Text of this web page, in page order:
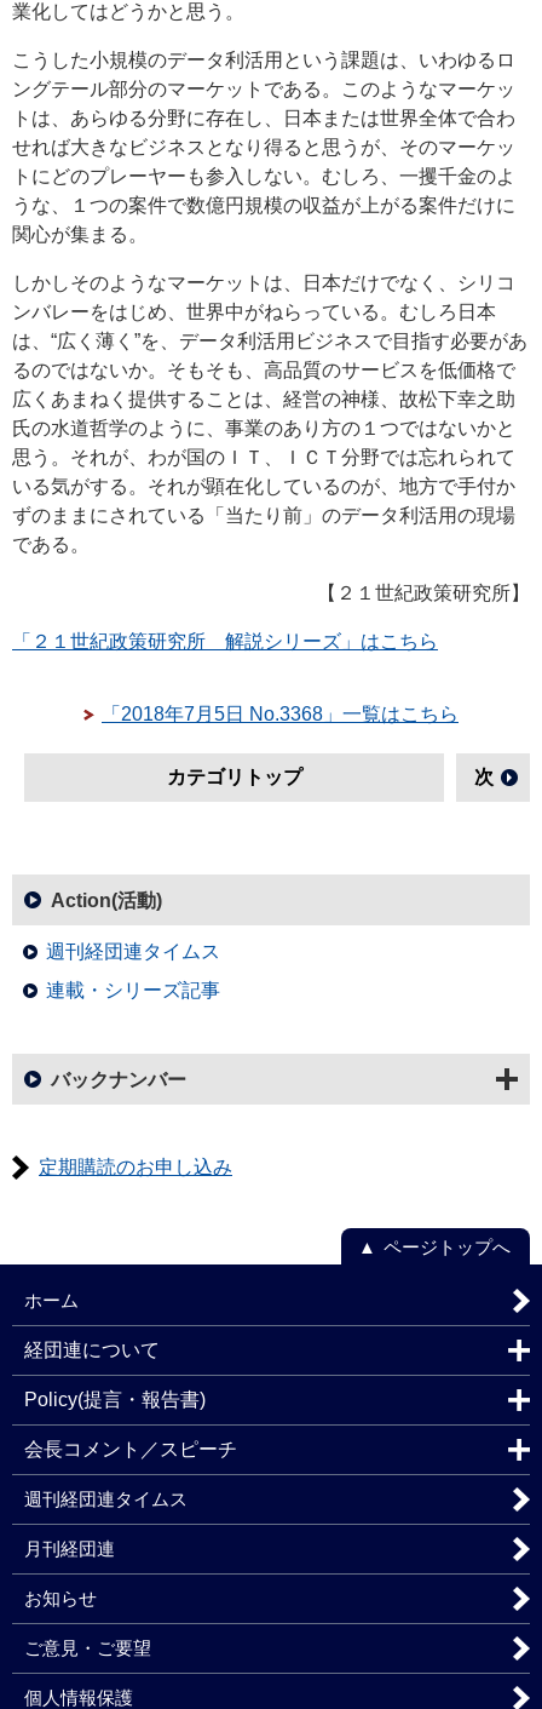
業化してはどうかと思う。
こうした小規模のデータ利活用という課題は、いわゆるロ
ングテール部分のマーケットである。このようなマーケッ
トは、あらゆる分野に存在し、日本または世界全体で合わ
せれば大きなビジネスとなり得ると思うが、そのマーケッ
トにどのプレーヤーも参入しない。むしろ、一攫千金のよ
うな、１つの案件で数億円規模の収益が上がる案件だけに
関心が集まる。
しかしそのようなマーケットは、日本だけでなく、シリコ
ンバレーをはじめ、世界中がねらっている。むしろ日本
は、“広く薄く”を、データ利活用ビジネスで目指す必要があ
るのではないか。そもそも、高品質のサービスを低価格で
広くあまねく提供することは、経営の神様、故松下幸之助
氏の水道哲学のように、事業のあり方の１つではないかと
思う。それが、わが国のＩＴ、ＩＣＴ分野では忘れられて
いる気がする。それが顕在化しているのが、地方で手付か
ずのままにされている「当たり前」のデータ利活用の現場
である。
【２１世紀政策研究所】
「２１世紀政策研究所 解説シリーズ」はこちら
「2018年7月5日 No.3368」一覧はこちら
カテゴリトップ 次
Action(活動)
週刊経団連タイムス
連載・シリーズ記事
バックナンバー
定期購読のお申し込み
ページトップへ
ホーム
経団連について
Policy(提言・報告書)
会長コメント／スピーチ
週刊経団連タイムス
月刊経団連
お知らせ
ご意見・ご要望
個人情報保護